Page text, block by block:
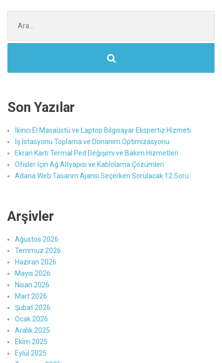
ara:
Son Yazılar
İkinci El Masaüstü ve Laptop Bilgisayar Ekspertiz Hizmeti
İş İstasyonu Toplama ve Donanım Optimizasyonu
Ekran Kartı Termal Ped Değişimi ve Bakım Hizmetleri
Ofisler İçin Ağ Altyapısı ve Kablolama Çözümleri
Adana Web Tasarım Ajansı Seçerken Sorulacak 12 Soru
Arşivler
Ağustos 2026
Temmuz 2026
Haziran 2026
Mayıs 2026
Nisan 2026
Mart 2026
Şubat 2026
Ocak 2026
Aralık 2025
Ekim 2025
Eylül 2025